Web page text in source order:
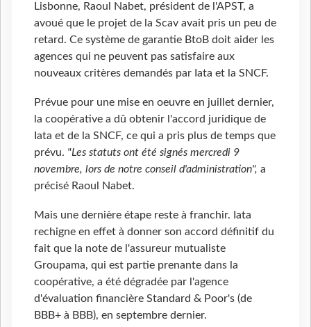
Lisbonne, Raoul Nabet, président de l'APST, a
avoué que le projet de la Scav avait pris un peu de
retard. Ce système de garantie BtoB doit aider les
agences qui ne peuvent pas satisfaire aux
nouveaux critères demandés par Iata et la SNCF.
Prévue pour une mise en oeuvre en juillet dernier,
la coopérative a dû obtenir l'accord juridique de
Iata et de la SNCF, ce qui a pris plus de temps que
prévu. "Les statuts ont été signés mercredi 9
novembre, lors de notre conseil d'administration", a
précisé Raoul Nabet.
Mais une dernière étape reste à franchir. Iata
rechigne en effet à donner son accord définitif du
fait que la note de l'assureur mutualiste
Groupama, qui est partie prenante dans la
coopérative, a été dégradée par l'agence
d'évaluation financière Standard & Poor's (de
BBB+ à BBB), en septembre dernier.